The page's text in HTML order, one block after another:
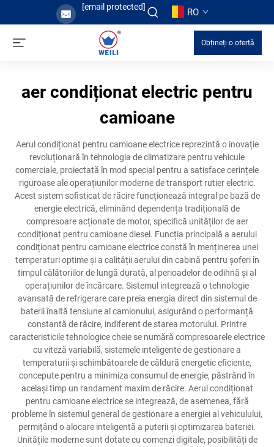
[email protected] RO
Obțineți o ofertă
aer condiționat electric pentru
camioane
Aerul condiționat pentru camioane electrice reprezintă o inovație
revoluționară în tehnologia de climatizare pentru vehicule
comerciale, proiectată în mod special pentru a satisface cerințele
riguroase ale operațiunilor moderne de transport rutier electric.
Acest sistem sofisticat de răcire funcționează integral pe bază de
energie electrică, eliminând dependența tradițională de
compresoare acționate de motor, specifică unităților de aer
condiționat pentru camioane diesel. Funcția principală a aerului
condiționat pentru camioane electrice constă în menținerea unei
temperaturi optime și a calității aerului din cabină pentru șoferi în
timpul călătoriilor de lungă durată, al perioadelor de odihnă și al
operațiunilor de încărcare. Sistemul integrează o tehnologie
avansată de refrigerare care preia energia direct din sistemul de
baterii înaltă tensiune al camionului, asigurând o performanță
constantă de răcire, indiferent de starea motorului. Printre
caracteristicile tehnologice cheie se numără compresoarele electrice
cu viteză variabilă, sistemele inteligente de gestionare a
temperaturii și schimbătoarele de căldură energetic eficiente,
concepute pentru a minimiza consumul de energie, păstrând în
același timp un randament maxim de răcire. Aerul condiționat
pentru camioane electrice se integrează, de asemenea, fără
probleme în sistemul general de gestionare a energiei al vehiculului,
permițând o alocare inteligentă a puterii și optimizarea bateriei.
Unitățile moderne sunt dotate cu comenzi digitale, posibilități de